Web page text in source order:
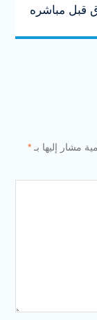
قبل مباشره
مشار إليها بـ *